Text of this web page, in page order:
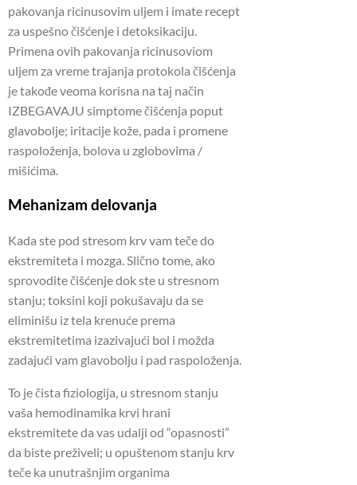
pakovanja ricinusovim uljem i imate recept
za uspešno čišćenje i detoksikaciju.
Primena ovih pakovanja ricinusoviom
uljem za vreme trajanja protokola čišćenja
je takođe veoma korisna na taj način
IZBEGAVAJU simptome čišćenja poput
glavobolje; iritacije kože, pada i promene
raspoloženja, bolova u zglobovima /
mišićima.
Mehanizam delovanja
Kada ste pod stresom krv vam teče do
ekstremiteta i mozga.Slično tome, ako
sprovodite čišćenje dok ste u stresnom
stanju; toksini koji pokušavaju da se
eliminišu iz tela krenuće prema
ekstremitetima izazivajući bol i možda
zadajući vam glavobolju i pad raspoloženja.
To je čista fiziologija, u stresnom stanju
vaša hemodinamika krvi hrani
ekstremitete da vas udalji od “opasnosti”
da biste preživeli; u opuštenom stanju krv
teče ka unutrašnjim organima